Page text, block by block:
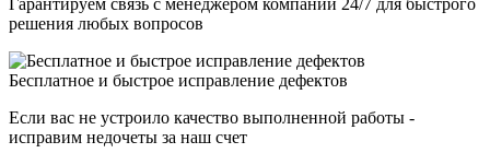
решения любых вопросов
Бесплатное и быстрое исправление дефектов
Если вас не устроило качество выполненной работы -
исправим недочеты за наш счет